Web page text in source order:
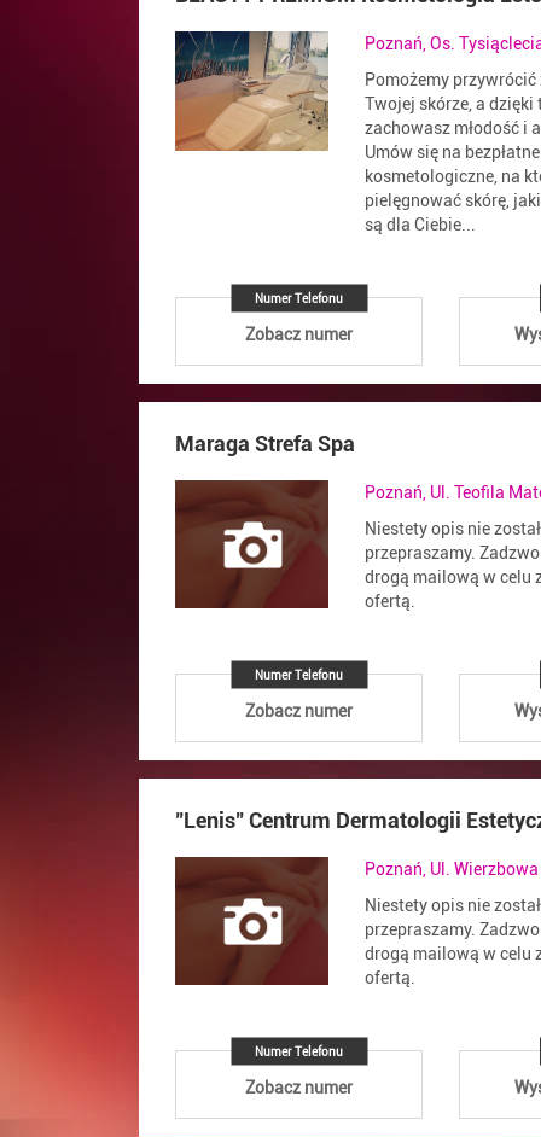
Poznań, Os.
Pomożemy
Twojej skórze, a dzięki
zachowasz młodość i
Umów się na
kosmetologiczne, na
pielęgnować skórę,
są dla Ciebie...
Numer Telefonu
Zobacz numer
Maraga Strefa Spa
Poznań, Ul. Teofila
Niestety opis nie
przepraszamy.
drogą mailową w celu
ofertą.
Numer Telefonu
Zobacz numer
"Lenis" Centrum Dermatologii
Poznań, Ul. Wierzbowa
Niestety opis nie
przepraszamy.
drogą mailową w celu
ofertą.
Numer Telefonu
Zobacz numer